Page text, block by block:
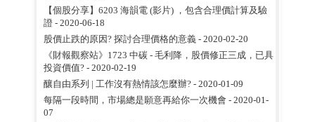
【個股分享】6203 海韻電 (影片) ，包含合理價計算及驗
證- 2020-06-18
股價止跌的原因? 探討合理價格的意義- 2020-02-20
《財報觀察站》1723 中碳 - 毛利降，股價修正三成，已具
投資價值?- 2020-02-19
釀自由系列 | 工作沒有熱情該怎麼辦?- 2020-01-09
每隔一段時間，市場總是願意再給你一次機會 - 2020-01-
07